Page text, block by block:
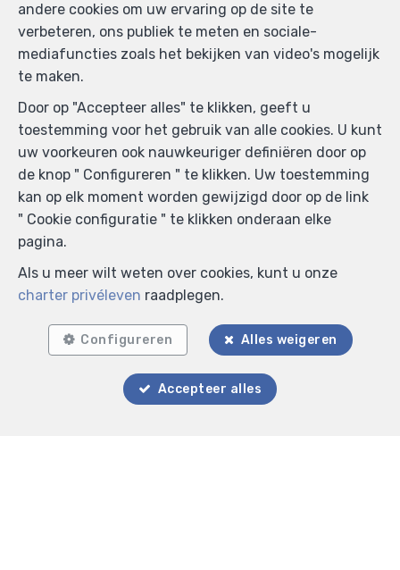
andere cookies om uw ervaring op de site te
verbeteren, ons publiek te meten en sociale-
mediafuncties zoals het bekijken van video's mogelijk
te maken.
Door op "Accepteer alles" te klikken, geeft u
toestemming voor het gebruik van alle cookies. U kunt
uw voorkeuren ook nauwkeuriger definiëren door op
de knop " Configureren " te klikken. Uw toestemming
kan op elk moment worden gewijzigd door op de link
" Cookie configuratie " te klikken onderaan elke
pagina.
Als u meer wilt weten over cookies, kunt u onze
charter privéleven raadplegen.
Configureren Alles weigeren
Accepteer alles